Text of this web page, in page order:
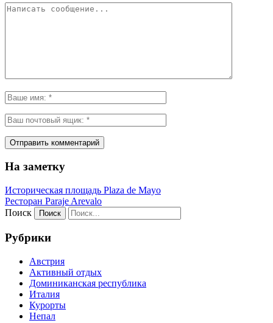
На заметку
Историческая площадь Plaza de Mayo
Ресторан Paraje Arevalo
Поиск
Рубрики
Австрия
Активный отдых
Доминиканская республика
Италия
Курорты
Непал